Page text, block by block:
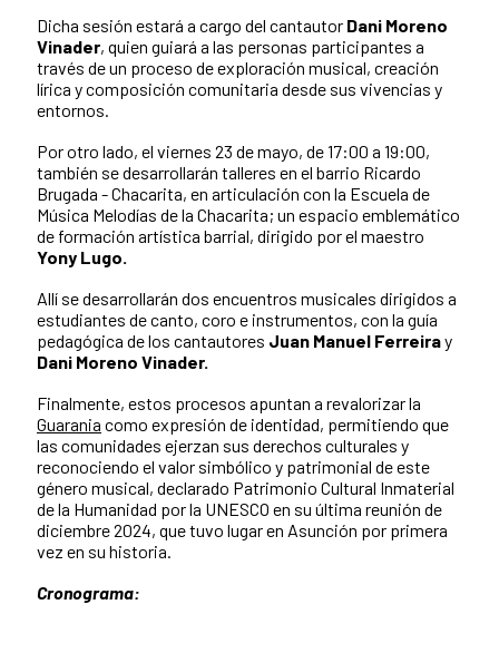
Dicha sesión estará a cargo del cantautor Dani Moreno
Vinader, quien guiará a las personas participantes a
través de un proceso de exploración musical, creación
lírica y composición comunitaria desde sus vivencias y
entornos.
Por otro lado, el viernes 23 de mayo, de 17:00 a 19:00,
también se desarrollarán talleres en el barrio Ricardo
Brugada - Chacarita, en articulación con la Escuela de
Música Melodías de la Chacarita; un espacio emblemático
de formación artística barrial, dirigido por el maestro
Yony Lugo.
Allí se desarrollarán dos encuentros musicales dirigidos a
estudiantes de canto, coro e instrumentos, con la guía
pedagógica de los cantautores Juan Manuel Ferreiray
Dani Moreno Vinader.
Finalmente, estos procesos apuntan a revalorizar la
Guarania como expresión de identidad, permitiendo que
las comunidades ejerzan sus derechos culturales y
reconociendo el valor simbólico y patrimonial de este
género musical, declarado Patrimonio Cultural Inmaterial
de la Humanidad por la UNESCO en su última reunión de
diciembre 2024, que tuvo lugar en Asunción por primera
vez en su historia.
Cronograma: